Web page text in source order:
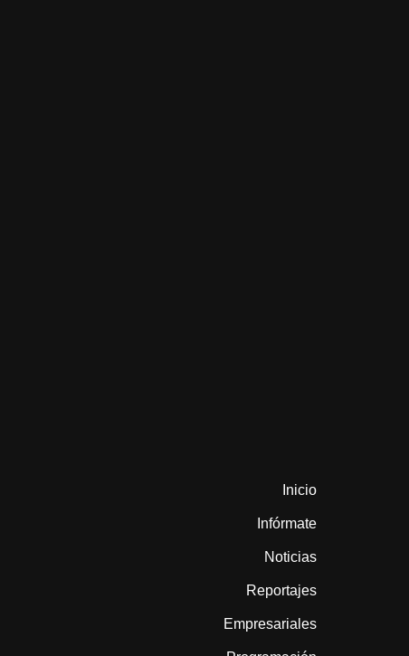
Inicio
Infórmate
Noticias
Reportajes
Empresariales